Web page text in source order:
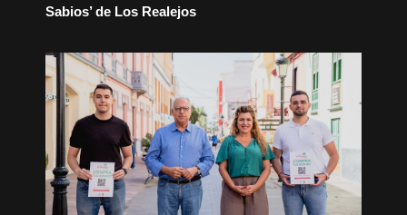
Sabios’ de Los Realejos